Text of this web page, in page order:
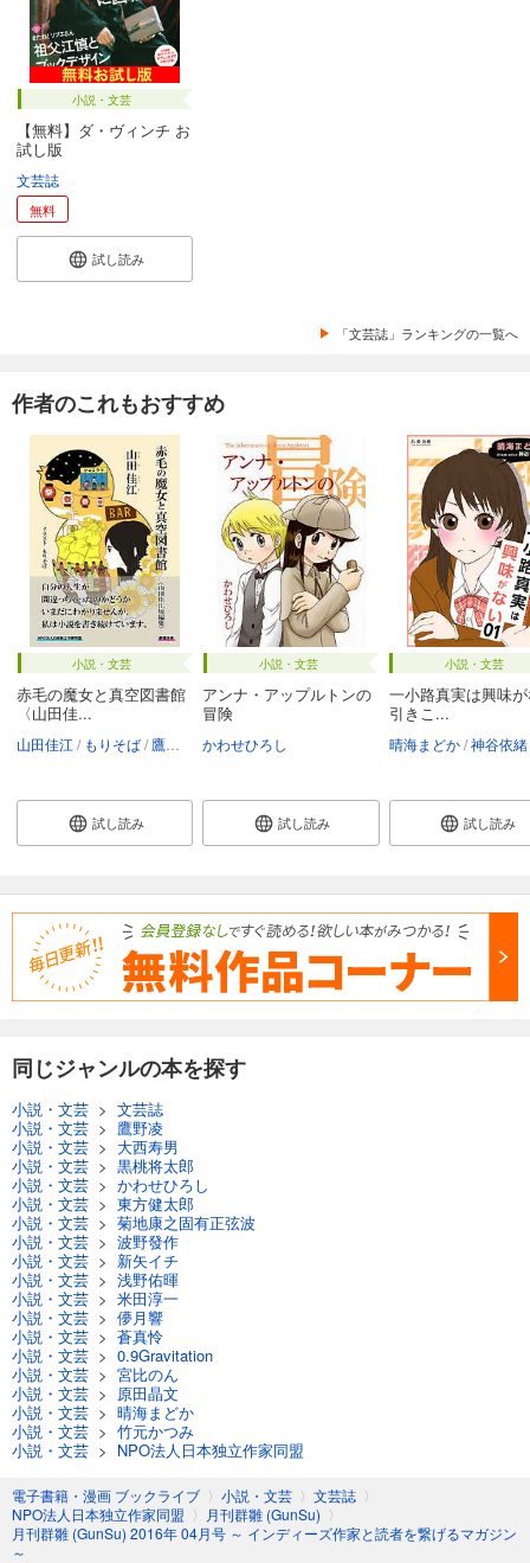
880円 (税込)
あらすじを表示する
あらすじを表示する
880円 (税込)
カート
試し読み
あらすじを表示する
月刊群雛 (GunSu) 2014年 08月号 ～ インディーズ作家を応援するマガジン ～
880円 (税込)
カート
月刊群雛 (GunSu) 2014年 07月号 ～ インディーズ作家を応援するマガジン ～
試し読み
あらすじを表示する
月刊群雛 (GunSu) 2014年 06月号 ～ インディーズ作家を応援するマガジン ～
あらすじを表示する
880円 (税込)
あらすじを表示する
880円 (税込)
あらすじを表示する
880円 (税込)
小説・文芸
【無料】ダ・ヴィンチ お
試し版
文芸誌
無料
試し読み
「文芸誌」ランキングの一覧へ
作者のこれもおすすめ
小説・文芸
赤毛の魔女と真空図書館
〈山田佳...
山田佳江 もりそば 鷹野凌
試し読み
小説・文芸
アンナ・アップルトンの
冒険
かわせひろし
試し読み
小説・文芸
一小路真実は興味
引きこ...
晴海まどか 神谷依緒
試し読み
同じジャンルの本を探す
小説・文芸 > 文芸誌
小説・文芸 > 鷹野凌
小説・文芸 > 大西寿男
小説・文芸 > 黒桃将太郎
小説・文芸 > かわせひろし
小説・文芸 > 東方健太郎
小説・文芸 > 菊地康之固有正弦波
小説・文芸 > 波野發作
小説・文芸 > 新矢イチ
小説・文芸 > 浅野佑暉
小説・文芸 > 米田淳一
小説・文芸 > 儚月響
小説・文芸 > 蒼真怜
小説・文芸 > 0.9Gravitation
小説・文芸 > 宮比のん
小説・文芸 >
原田晶文
小説・文芸 > 晴海まどか
小説・文芸 > 竹元かつみ
小説・文芸 > NPO法人日本独立作家同盟
電子書籍・漫画 ブックライブ 〉 小説・文芸 〉 文芸誌 〉
NPO法人日本独立作家同盟 〉 月刊群雛 (GunSu) 〉
月刊群雛 (GunSu) 2016年 04月号 ～ インディーズ作家と読者を繋げるマガジン
～